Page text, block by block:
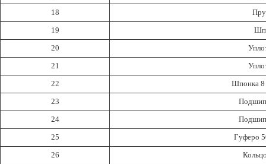
18
19
20
21
22
Шпонка 8
23
24
25
Гуферо
26